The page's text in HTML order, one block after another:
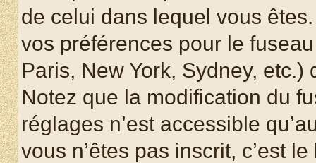
de celui dans lequel vous
vos préférences pour le
Paris, New York, Sydney, etc.)
Notez que la modification du
réglages n’est accessible
vous n’êtes pas inscrit, c’est